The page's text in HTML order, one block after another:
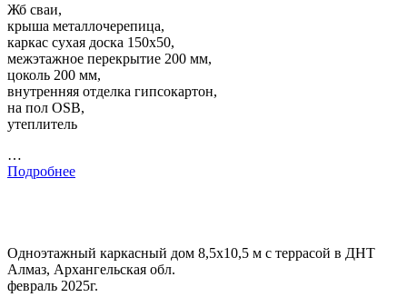
Жб сваи,
крыша металлочерепица,
каркас сухая доска 150х50,
межэтажное перекрытие 200 мм,
цоколь 200 мм,
внутренняя отделка гипсокартон,
на пол OSB,
утеплитель
…
Подробнее
Одноэтажный каркасный дом 8,5х10,5 м с террасой в ДНТ
Алмаз, Архангельская обл.
февраль 2025г.